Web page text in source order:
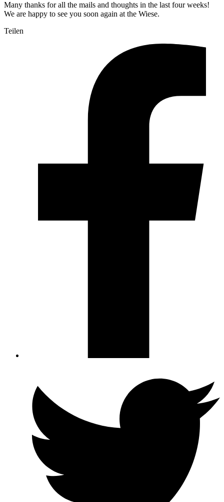
Many thanks for all the mails and thoughts in the last four weeks!
We are happy to see you soon again at the Wiese.
Teilen